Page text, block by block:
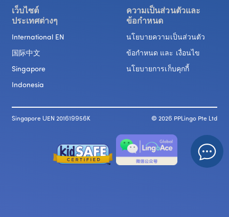
เว็บไซต์
ประเทศต่างๆ
International EN
国际中文
Singapore
Indonesia
ความเป็นส่วนตัวและ
ข้อกำหนด
นโยบายความเป็นส่วนตัว
ข้อกำหนด และ เงื่อนไข
นโยบายการเก็บคุกกี้
Singapore UEN 201619956K © 2026 PPLingo Pte Ltd